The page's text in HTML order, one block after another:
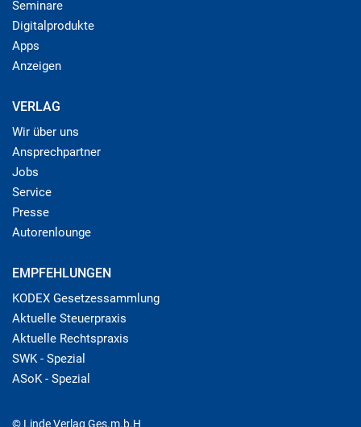
Seminare
Digitalprodukte
Apps
Anzeigen
VERLAG
Wir über uns
Ansprechpartner
Jobs
Service
Presse
Autorenlounge
EMPFEHLUNGEN
KODEX Gesetzessammlung
Aktuelle Steuerpraxis
Aktuelle Rechtspraxis
SWK - Spezial
ASoK - Spezial
© Linde Verlag Ges.m.b.H